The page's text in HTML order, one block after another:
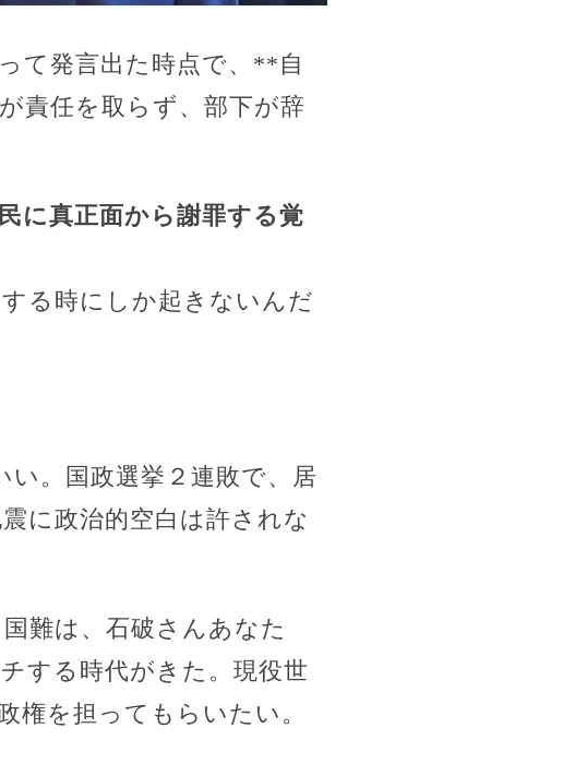
て発言出た時点で、**自
責任を取らず、部下が辞
に真正面から謝罪する覚
る時にしか起きないんだ
。国政選挙２連敗で、居
に政治的空白は許されな
難は、石破さんあなた
する時代がきた。現役世
権を担ってもらいたい。